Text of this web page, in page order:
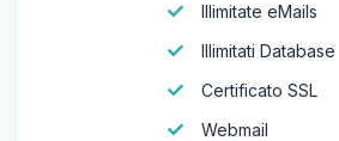
Illimitate eMails
Illimitati Database
Certificato SSL
Webmail